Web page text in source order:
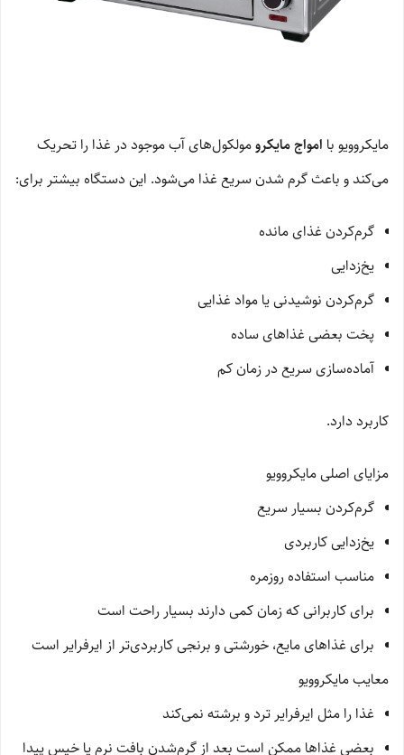
مایکروویو با امواج مایکرومولکول‌های آب موجود در غذا را تحریک
می‌کند و باعث گرم شدن سریع غذا می‌شود. این دستگاه بیشتر برای:
گرم‌کردن غذای مانده
یخ‌زدایی
گرم‌کردن نوشیدنی یا مواد غذایی
پخت بعضی غذاهای ساده
آماده‌سازی سریع در زمان کم
کاربرد دارد.
مزایای اصلی مایکروویو
گرم‌کردن بسیار سریع
یخ‌زدایی کاربردی
مناسب استفاده روزمره
برای کاربرانی که زمان کمی دارند بسیار راحت است
برای غذاهای مایع، خورشتی و برنجی کاربردی‌تر از ایرفرایر است
معایب مایکروویو
غذا را مثل ایرفرایر ترد و برشته نمی‌کند
بعضی غذاها ممکن است بعد از گرم‌شدن بافت نرم یا خیس پیدا